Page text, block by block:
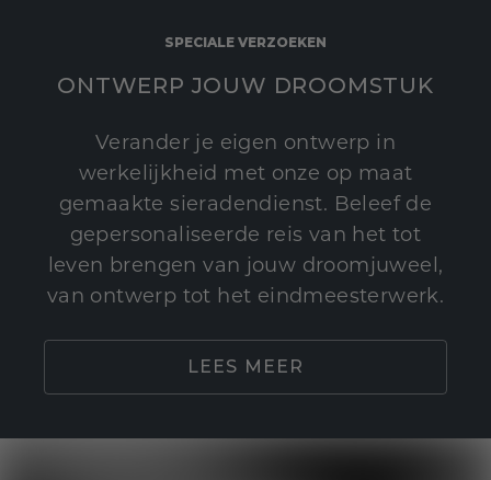
SPECIALE VERZOEKEN
ONTWERP JOUW DROOMSTUK
Verander je eigen ontwerp in
werkelijkheid met onze op maat
gemaakte sieradendienst. Beleef de
gepersonaliseerde reis van het tot
leven brengen van jouw droomjuweel,
van ontwerp tot het eindmeesterwerk.
LEES MEER